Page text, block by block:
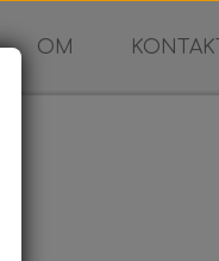
OM KONTAKT